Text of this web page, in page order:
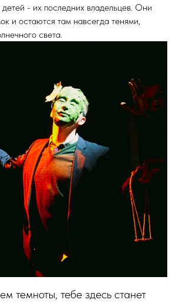
- их последних владельцев. Они
и остаются там навсегда тенями,
света.
темноты, тебе здесь станет